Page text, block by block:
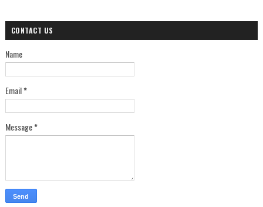
CONTACT US
Name
Email*
Message*